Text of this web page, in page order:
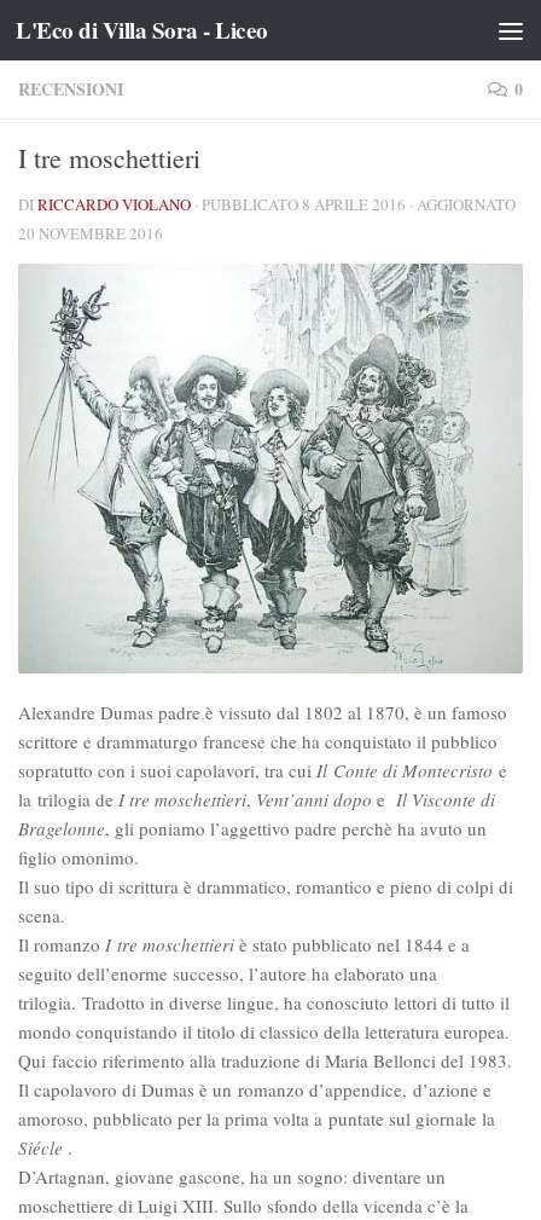
Salta al contenuto
L'Eco di Villa Sora - Liceo
RECENSIONI 0
I tre moschettieri
DIRICCARDO VIOLANO · PUBBLICATO 8 APRILE 2016 · AGGIORNATO
20 NOVEMBRE 2016
Alexandre Dumas padre è vissuto dal 1802 al 1870, è un famoso
scrittore e drammaturgo francese che ha conquistato il pubblico
sopratutto con i suoi capolavori, tra cui Il Conte di Montecristo e
la trilogia de I tre moschettieri, Vent’anni dopo e Il Visconte di
Bragelonne, gli poniamo l’aggettivo padre perchè ha avuto un
figlio omonimo.
Il suo tipo di scrittura è drammatico, romantico e pieno di colpi di
scena.
Il romanzo I tre moschettieri è stato pubblicato nel 1844 e a
seguito dell’enorme successo, l’autore ha elaborato una
trilogia. Tradotto in diverse lingue, ha conosciuto lettori di tutto il
mondo conquistando il titolo di classico della letteratura europea.
Qui faccio riferimento alla traduzione di Maria Bellonci del 1983.
Il capolavoro di Dumas è un romanzo d’appendice, d’azione e
amoroso, pubblicato per la prima volta a puntate sul giornale la
Siécle .
D’Artagnan, giovane gascone, ha un sogno: diventare un
moschettiere di Luigi XIII. Sullo sfondo della vicenda c’è la